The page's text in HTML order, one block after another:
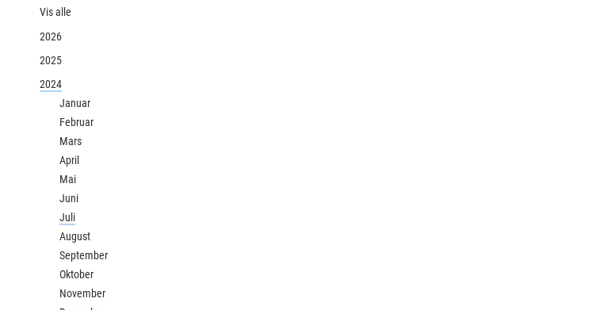
Vis alle
2026
2025
2024
Januar
Februar
Mars
April
Mai
Juni
Juli
August
September
Oktober
November